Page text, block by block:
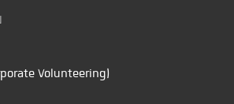
Volunteering)